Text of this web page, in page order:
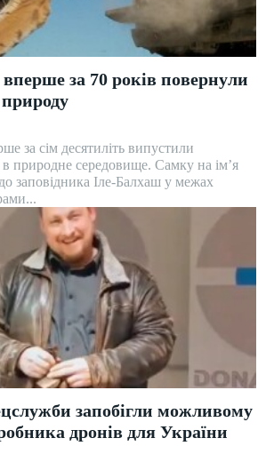
за 70 років повернули
за сім десятиліть випустили
в природне середовище. Самку на ім’я
заповідника Іле-Балхаш у межах
запобігли можливому
дронів для України